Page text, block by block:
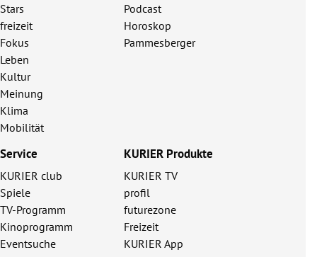
Stars
freizeit
Fokus
Leben
Kultur
Meinung
Klima
Mobilität
Podcast
Horoskop
Pammesberger
Service
KURIER club
Spiele
TV-Programm
Kinoprogramm
Eventsuche
KURIER Produkte
KURIER TV
profil
futurezone
Freizeit
KURIER App